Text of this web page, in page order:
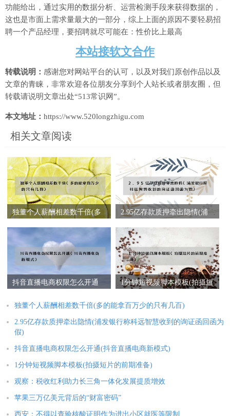
功能给出，通过实用的数据分析、运营检测手段来获得数据的，
这也是市面上需求量最大的一部分，综上上面的原因不要轻易招
聘一个产品经理，要招聘就尽可能在：性价比上最高
本站接软文合作
转载说明： 感谢您对网站平台的认可，以及对我们原创作品以及
文章的青睐，非常欢迎各位朋友分享到个人站长或者朋友圈，但
转载请说明文章出处“513常识网”。
本文地址： https://www.520longzhigu.com
相关文章阅读
独董个人薪酬相差数千倍(多
2.95亿存款质押牵出隐情(浦
证函回函为假)
抖音直播电商权限怎么开通
1分钟短视频脚本模板(拍摄短
独董个人薪酬相差数千倍(多的能拿百万少的只有几百)
2.95亿存款质押牵出隐情(浦发银行称科远智慧收到的询证函回函为
假)
抖音直播电商权限怎么开通(抖音直播电商新模式)
1分钟短视频脚本模板(拍摄短片的前期准备)
观察：税收红利助力长三角一体化发展提质增效
苹果三万亿美元背后的“财富密码”
西安：不得以查验核酸证明作为进出小区就医等限制